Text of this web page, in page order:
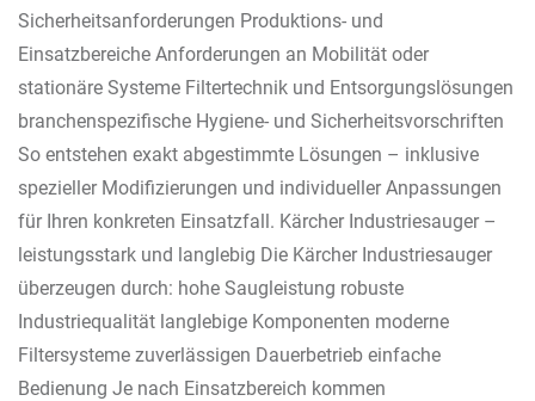
Sicherheitsanforderungen Produktions- und
Einsatzbereiche Anforderungen an Mobilität oder
stationäre Systeme Filtertechnik und Entsorgungslösungen
branchenspezifische Hygiene- und Sicherheitsvorschriften
So entstehen exakt abgestimmte Lösungen – inklusive
spezieller Modifizierungen und individueller Anpassungen
für Ihren konkreten Einsatzfall. Kärcher Industriesauger –
leistungsstark und langlebig Die Kärcher Industriesauger
überzeugen durch: hohe Saugleistung robuste
Industriequalität langlebige Komponenten moderne
Filtersysteme zuverlässigen Dauerbetrieb einfache
Bedienung Je nach Einsatzbereich kommen